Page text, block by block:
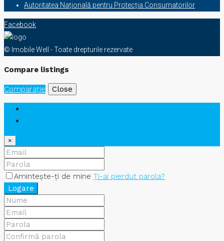
Autoritatea Națională pentru Protecția Consumatorilor
Facebook
© Imobile Well - Toate drepturile rezervate
Compare listings
Comparaţie Close
×
Amintește-ți de mine Ți-ai pierdut parola?
Logare